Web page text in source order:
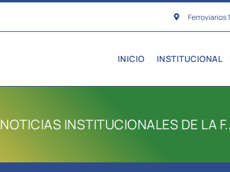
Ferroviarios
INICIO INSTITUCIONAL
NOTICIAS INSTITUCIONALES DE LA